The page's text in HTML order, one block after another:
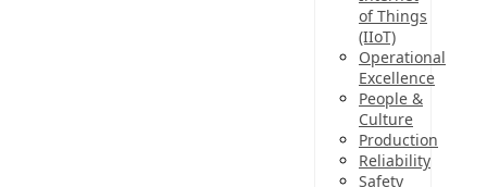
of Things
(IIoT)
Operational
Excellence
People &
Culture
Production
Reliability
Safety